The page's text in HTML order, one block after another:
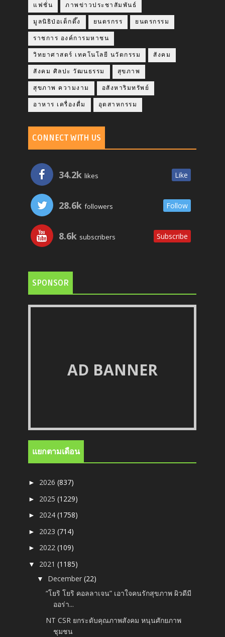
แฟชั่น ภาพข่าวประชาสัมพันธ์
มูลนิธิป่อเต็กตึ๊ง ยนตรกรร ยนตรกรรม
ราชการ องค์การมหาชน
วิทยาศาสตร์ เทคโนโลยี นวัตกรรม สังคม
สังคม ศิลปะ วัฒนธรรม สุขภาพ
สุขภาพ ความงาม อสังหาริมทรัพย์
อาหาร เครื่องดื่ม อุตสาหกรรม
CONNECT WITH US
34.2k likes Like
28.6k followers Follow
8.6k subscribers Subscribe
SPONSOR
AD BANNER
แยกตามเดือน
► 2026(837)
► 2025(1229)
► 2024(1758)
► 2023(714)
► 2022(109)
▼ 2021(1185)
▼ December(22)
“โยริ โยริ คอลลาเจน” เอาใจคนรักสุขภาพ ผิวดีมี
ออร่า...
NT CSR ยกระดับคุณภาพสังคม หนุนศักยภาพ
ชุมชน